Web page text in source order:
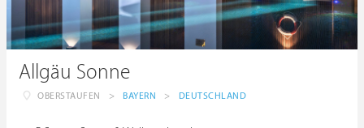
Allgäu Sonne
OBERSTAUFEN > BAYERN > DEUTSCHLAND